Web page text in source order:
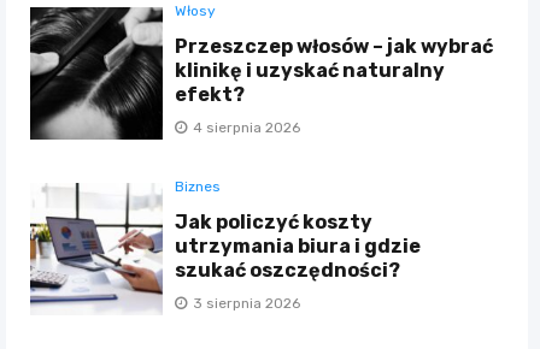
Włosy
Przeszczep włosów – jak wybrać
klinikę i uzyskać naturalny
efekt?
4 sierpnia 2026
Biznes
Jak policzyć koszty
utrzymania biura i gdzie
szukać oszczędności?
3 sierpnia 2026